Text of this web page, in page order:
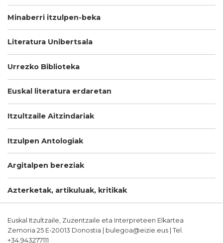
Minaberri itzulpen-beka
Literatura Unibertsala
Urrezko Biblioteka
Euskal literatura erdaretan
Itzultzaile Aitzindariak
Itzulpen Antologiak
Argitalpen bereziak
Azterketak, artikuluak, kritikak
Euskal Itzultzaile, Zuzentzaile eta Interpreteen Elkartea
Zemoria 25 E-20013 Donostia | bulegoa@eizie.eus | Tel.
+34.943277111